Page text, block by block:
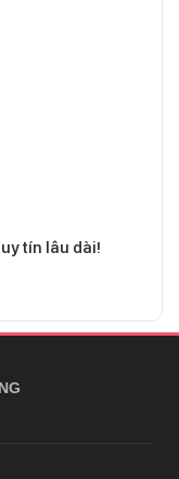
tín lâu dài!